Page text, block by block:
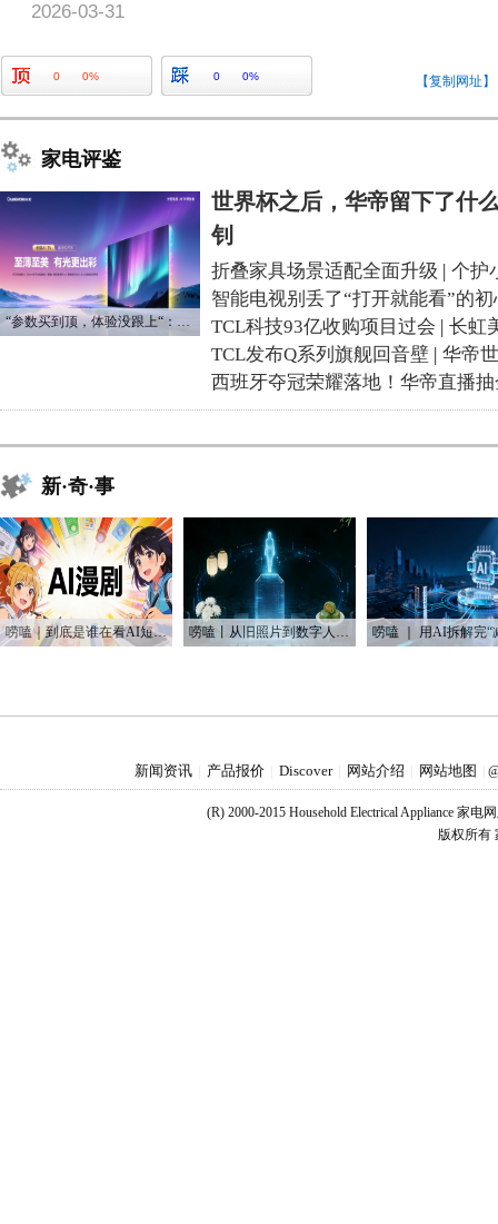
2026-03-31
0 0% 0 0% 【复制网址】
家电评鉴
“参数买到顶，体验没跟上“：长虹追光Q70S给高端电视打了个样
世界杯之后，华帝留下了什
钊
折叠家具场景适配全面升级 | 个护
智能电视别丢了“打开就能看”的初
TCL科技93亿收购项目过会 | 长虹
TCL发布Q系列旗舰回音壁 | 华帝
西班牙夺冠荣耀落地！华帝直播
新·奇·事
唠嗑｜到底是谁在看AI短剧？！ 唠嗑丨从旧照片到数字人：AI如何“复活”我们的思念
新闻资讯 产品报价 Discover 网站介绍 网站地图
(R) 2000-2015 Household Electrical Appliance 家电
版权所有